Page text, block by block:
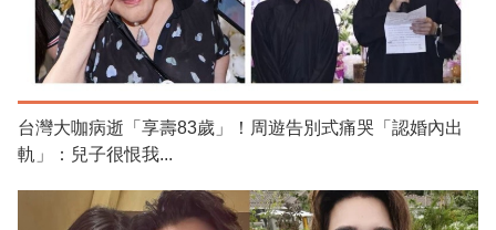
台灣大咖病逝「享壽83歲」！周遊告別式痛哭「認婚內出
軌」：兒子很恨我...